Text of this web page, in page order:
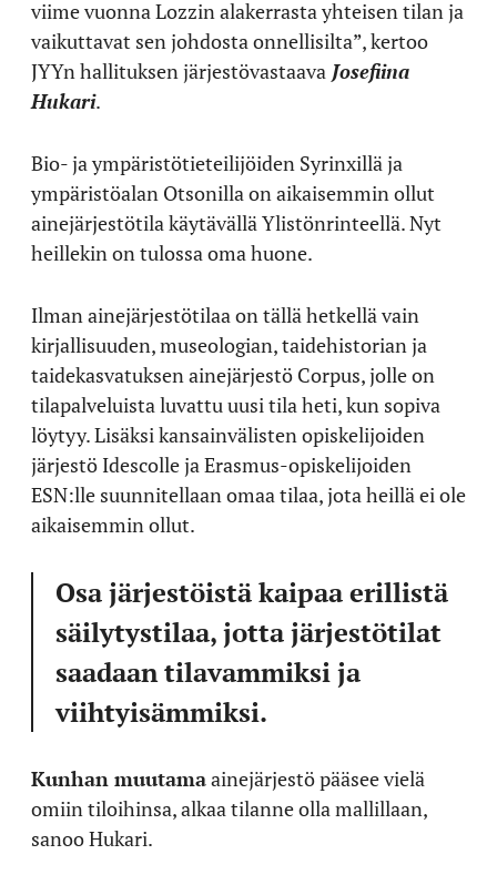
viime vuonna Lozzin alakerrasta yhteisen tilan ja
vaikuttavat sen johdosta onnellisilta”, kertoo
JYYn hallituksen järjestövastaava Josefiina
Hukari.
Bio- ja ympäristötieteilijöiden Syrinxillä ja
ympäristöalan Otsonilla on aikaisemmin ollut
ainejärjestötila käytävällä Ylistönrinteellä. Nyt
heillekin on tulossa oma huone.
Ilman ainejärjestötilaa on tällä hetkellä vain
kirjallisuuden, museologian, taidehistorian ja
taidekasvatuksen ainejärjestö Corpus, jolle on
tilapalveluista luvattu uusi tila heti, kun sopiva
löytyy. Lisäksi kansainvälisten opiskelijoiden
järjestö Idescolle ja Erasmus-opiskelijoiden
ESN:lle suunnitellaan omaa tilaa, jota heillä ei ole
aikaisemmin ollut.
Osa järjestöistä kaipaa erillistä
säilytystilaa, jotta järjestötilat
saadaan tilavammiksi ja
viihtyisämmiksi.
Kunhan muutamaainejärjestö pääsee vielä
omiin tiloihinsa, alkaa tilanne olla mallillaan,
sanoo Hukari.